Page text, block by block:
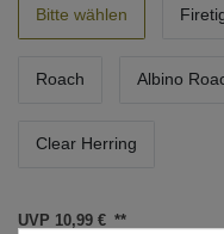
Bitte wählen
Roach Albino
Clear Herring
UVP 10,99 €